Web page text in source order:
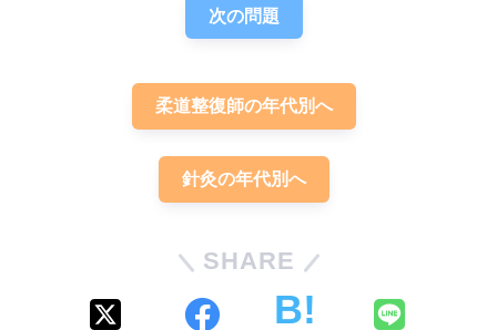
次の問題
柔道整復師の年代別へ
針灸の年代別へ
SHARE